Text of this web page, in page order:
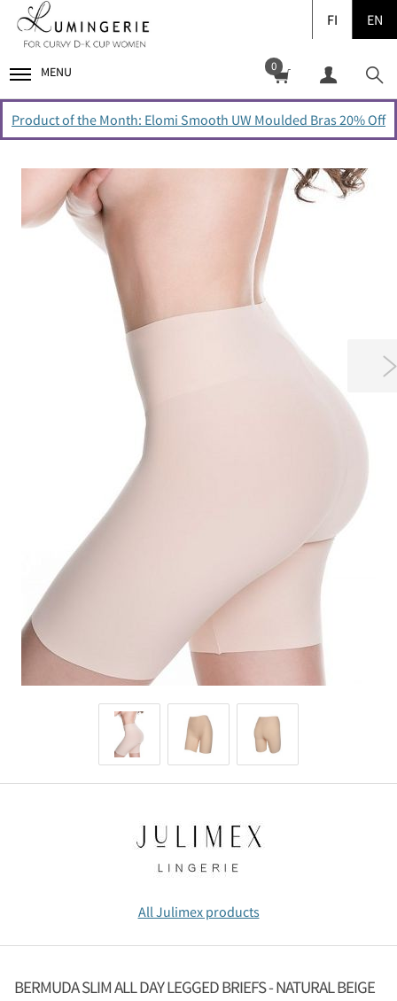
FI EN
MENU 0
Product of the Month: Elomi Smooth UW Moulded Bras 20% Off
All Julimex products
BERMUDA SLIM ALL DAY LEGGED BRIEFS - NATURAL BEIGE